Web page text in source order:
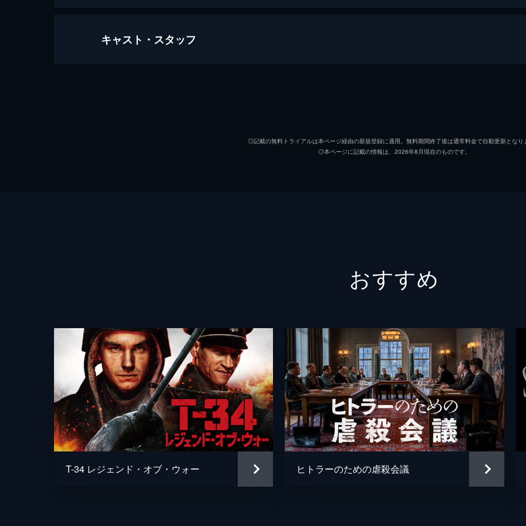
ダンケルク
キャスト・スタッフ
コリンズ
ボルトン中佐
ミスター・ドーソン マーク
ジョージ バリ
ファリアー トム・
マイケ
マイケ
◎記載の無料トライアルは本ページ経由の新規登録に適用。無料期間終了後は通常料金で自動更新となり
◎本ページに記載の情報は、2026年8月現在のものです。
おすすめ
T-34 レジェンド・オブ・ウォー ヒトラーのための虐殺会議